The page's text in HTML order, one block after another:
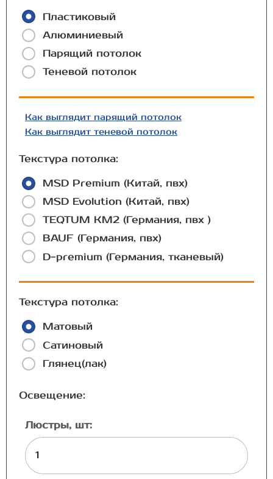
Пластиковый
Алюминиевый
Парящий потолок
Теневой потолок
Как выглядит парящий потолок
Как выглядит теневой потолок
Текстура потолка:
MSD Premium (Китай, пвх)
MSD Evolution (Китай, пвх)
TEQTUM КМ2 (Германия, пвх )
BAUF (Германия, пвх)
D-premium (Германия, тканевый)
Текстура потолка:
Матовый
Сатиновый
Глянец(лак)
Освещение:
Люстры, шт: